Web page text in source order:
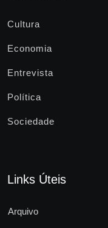
Cultura
Economia
Entrevista
Política
Sociedade
Links Úteis
Arquivo